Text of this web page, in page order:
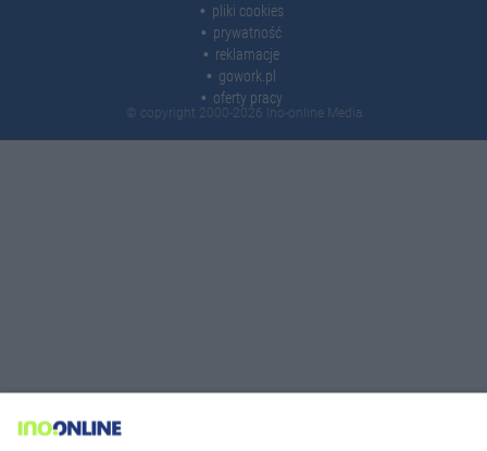
pliki cookies
prywatność
reklamacje
gowork.pl
oferty pracy
© copyright 2000-2026 Ino-online Media